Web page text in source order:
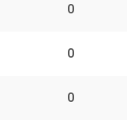
0
0
0